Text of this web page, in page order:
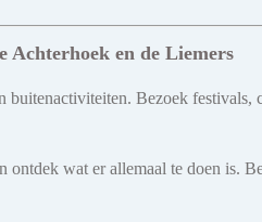
Achterhoek en de Liemers
buitenactiviteiten. Bezoek
ontdek wat er allemaal te doen is.